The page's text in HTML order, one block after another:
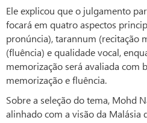
Ele explicou que o julgamento
focará em quatro aspectos
pronúncia), tarannum (recitação
(fluência) e qualidade vocal,
memorização será avaliada com
memorização e fluência.
Sobre a seleção do tema, Mohd
alinhado com a visão da Malásia